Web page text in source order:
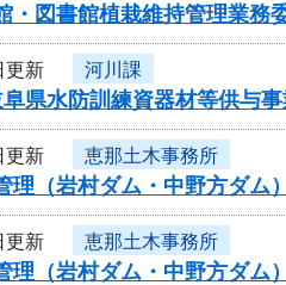
・図書館植栽維持管理業務
更新 河川課
県水防訓練資器材等供与
更新 恵那土木事務所
（岩村ダム・中野方ダム
更新 恵那土木事務所
（岩村ダム・中野方ダム